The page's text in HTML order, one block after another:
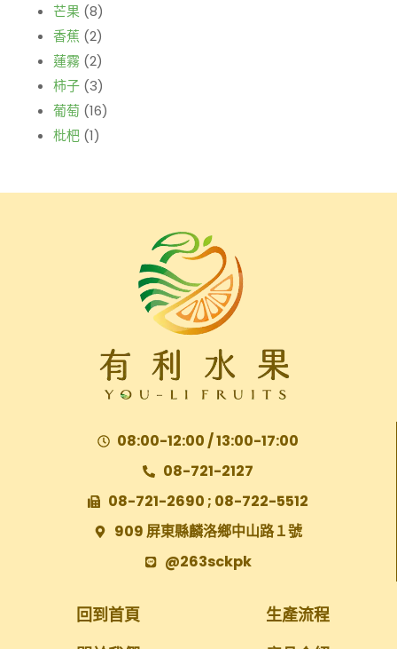
芒果 (8)
香蕉 (2)
蓮霧 (2)
柿子 (3)
葡萄 (16)
枇杷 (1)
08:00-12:00 / 13:00-17:00
08-721-2127
08-721-2690 ; 08-722-5512
909 屏東縣麟洛鄉中山路１號
@263sckpk
回到首頁
生產流程